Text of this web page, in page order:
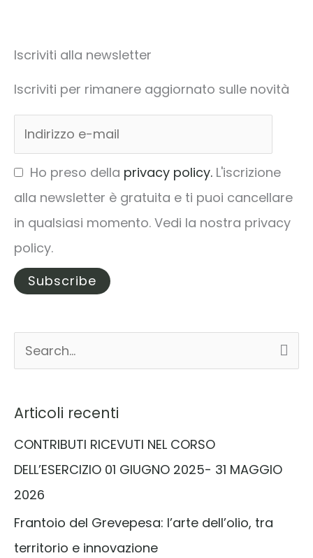
Iscriviti alla newsletter
Iscriviti per rimanere aggiornato sulle novità
Ho preso della privacy policy. L'iscrizione
alla newsletter è gratuita e ti puoi cancellare
in qualsiasi momento. Vedi la nostra privacy
policy.
e
c
a
:
Articoli recenti
CONTRIBUTI RICEVUTI NEL CORSO
DELL’ESERCIZIO 01 GIUGNO 2025- 31 MAGGIO
2026
Frantoio del Grevepesa: l’arte dell’olio, tra
territorio e innovazione